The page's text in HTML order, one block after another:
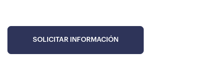
SOLICITAR INFORMACIÓN